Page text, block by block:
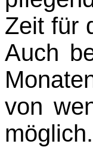
Zeit für
Auch
von
möglich.